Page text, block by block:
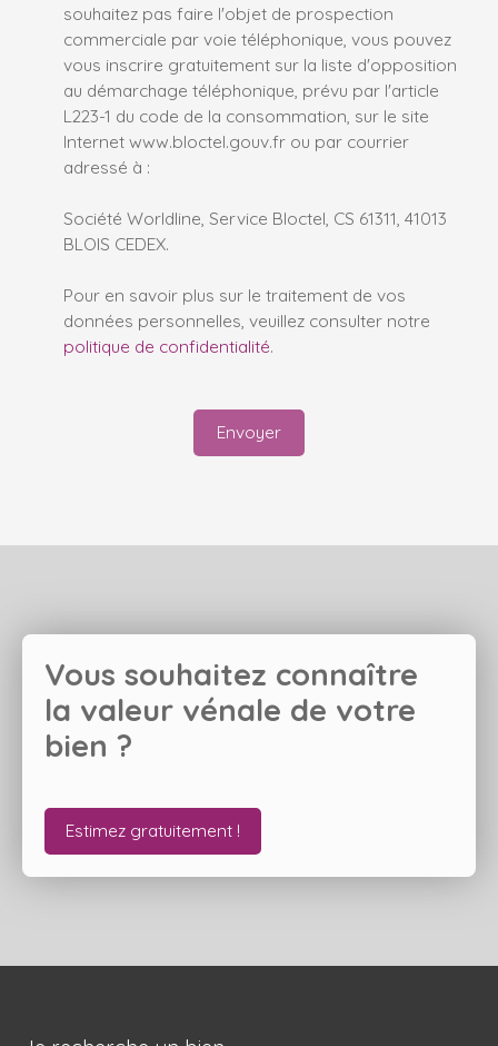
souhaitez pas faire l'objet de prospection
commerciale par voie téléphonique, vous pouvez
vous inscrire gratuitement sur la liste d'opposition
au démarchage téléphonique, prévu par l'article
L223-1 du code de la consommation, sur le site
Internet www.bloctel.gouv.fr ou par courrier
adressé à :
Société Worldline, Service Bloctel, CS 61311, 41013
BLOIS CEDEX.
Pour en savoir plus sur le traitement de vos
données personnelles, veuillez consulter notre
politique de confidentialité.
Envoyer
Vous souhaitez connaître
la valeur vénale de votre
bien ?
Estimez gratuitement !